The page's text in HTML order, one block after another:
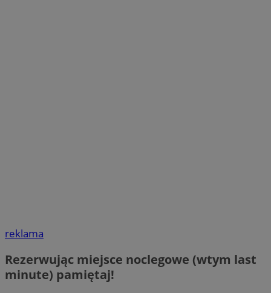
reklama
Rezerwując miejsce noclegowe (wtym last
minute) pamiętaj!